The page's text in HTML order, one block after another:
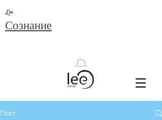
Lee
Сознание
Пост